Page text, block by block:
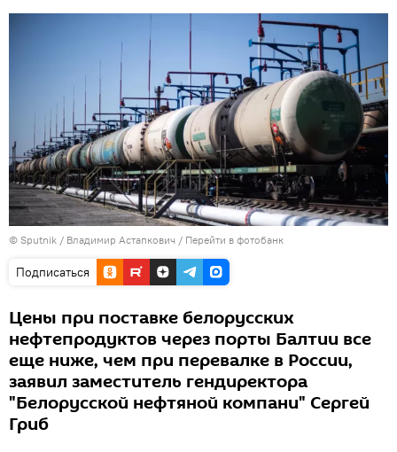
© Sputnik / Владимир Астапкович / Перейти в фотобанк
Подписаться
Цены при поставке белорусских
нефтепродуктов через порты Балтии все
еще ниже, чем при перевалке в России,
заявил заместитель гендиректора
"Белорусской нефтяной компани" Сергей
Гриб